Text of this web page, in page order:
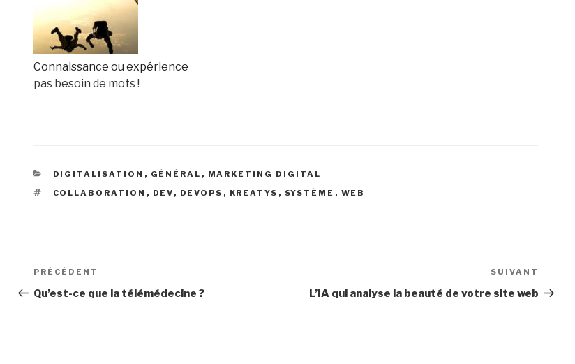
Connaissance ou expérience
pas besoin de mots !
CATÉGORIES
DIGITALISATION , GÉNÉRAL , MARKETING DIGITAL
ÉTIQUETTES
COLLABORATION , DEV , DEVOPS , KREATYS , SYSTÈME , WEB
Navigation
de
Article
précédent
PRÉCÉDENT
Qu’est-ce que la télémédecine ?
suivant
SUIVANT
L’IA qui analyse la beauté de votre site web